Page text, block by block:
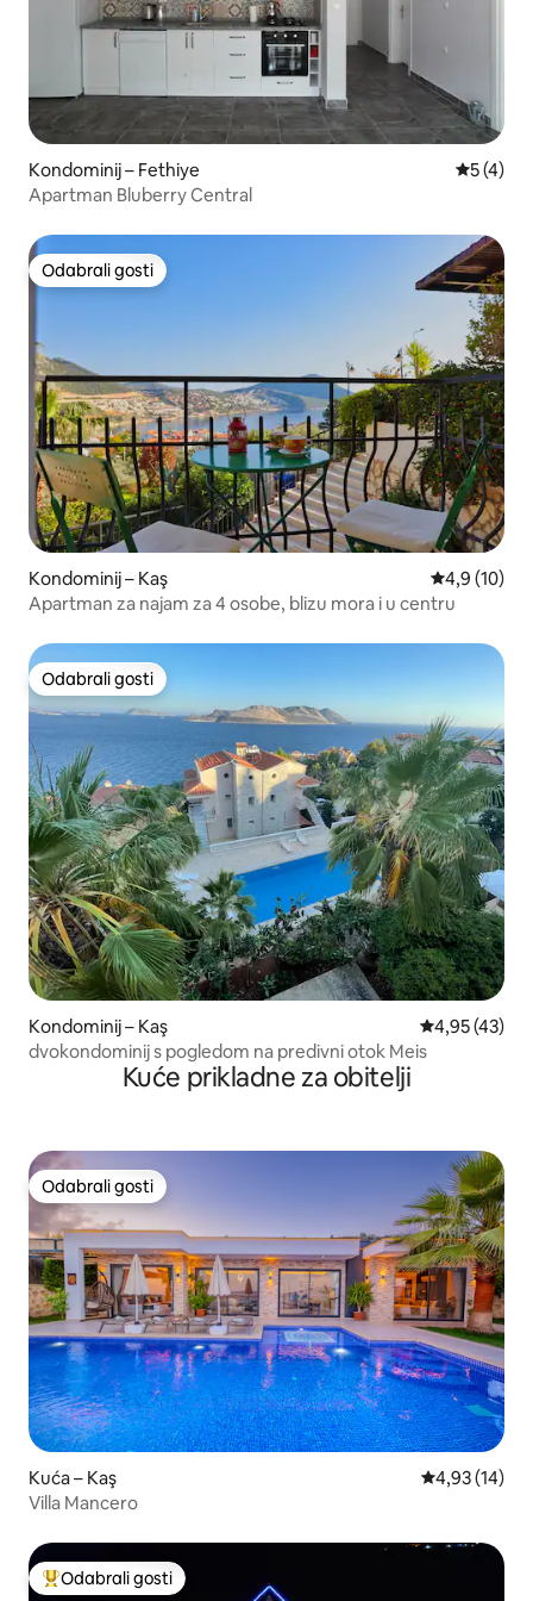
Kondominij – Fethiye
5 (4)
Apartman Bluberry Central
Odabrali gosti
Odabrali gosti
Kondominij – Kaş Prosječna
4,9 (10)
Apartman za najam za 4 osobe, blizu mora i u centru
Odabrali gosti
Odabrali gosti
Kondominij – Kaş Prosječna
4,95 (43)
dvokondominij s pogledom na predivni otok Meis
Kuće prikladne za obitelji
Odabrali gosti
Odabrali gosti
Kuća – Kaş Prosječna
4,93 (14)
Villa Mancero
Među najviše rangiranima s oznakom „Odabrali gosti”
Odabrali gosti